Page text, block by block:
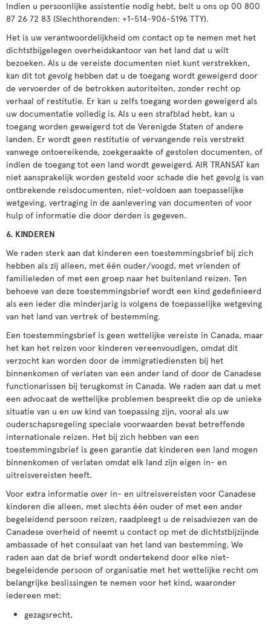
Indien u persoonlijke assistentie nodig hebt, belt u ons op 00 800
87 26 72 83 (Slechthorenden: +1-514-906-5196 TTY).
Het is uw verantwoordelijkheid om contact op te nemen met het
dichtstbijgelegen overheidskantoor van het land dat u wilt
bezoeken. Als u de vereiste documenten niet kunt verstrekken,
kan dit tot gevolg hebben dat u de toegang wordt geweigerd door
de vervoerder of de betrokken autoriteiten, zonder recht op
verhaal of restitutie. Er kan u zelfs toegang worden geweigerd als
uw documentatie volledig is. Als u een strafblad hebt, kan u
toegang worden geweigerd tot de Verenigde Staten of andere
landen. Er wordt geen restitutie of vervangende reis verstrekt
vanwege ontoereikende, zoekgeraakte of gestolen documenten, of
indien de toegang tot een land wordt geweigerd. AIR TRANSAT kan
niet aansprakelijk worden gesteld voor schade die het gevolg is van
ontbrekende reisdocumenten, niet-voldoen aan toepasselijke
wetgeving, vertraging in de aanlevering van documenten of voor
hulp of informatie die door derden is gegeven.
6. KINDEREN
We raden sterk aan dat kinderen een toestemmingsbrief bij zich
hebben als zij alleen, met één ouder/voogd, met vrienden of
familieleden of met een groep naar het buitenland reizen. Ten
behoeve van deze toestemmingsbrief wordt een kind gedefinieerd
als een ieder die minderjarig is volgens de toepasselijke wetgeving
van het land van vertrek of bestemming.
Een toestemmingsbrief is geen wettelijke vereiste in Canada, maar
het kan het reizen voor kinderen vereenvoudigen, omdat dit
verzocht kan worden door de immigratiediensten bij het
binnenkomen of verlaten van een ander land of door de Canadese
functionarissen bij terugkomst in Canada. We raden aan dat u met
een advocaat de wettelijke problemen bespreekt die op de unieke
situatie van u en uw kind van toepassing zijn, vooral als uw
ouderschapsregeling speciale voorwaarden bevat betreffende
internationale reizen. Het bij zich hebben van een
toestemmingsbrief is geen garantie dat kinderen een land mogen
binnenkomen of verlaten omdat elk land zijn eigen in- en
uitreisvereisten heeft.
Voor extra informatie over in- en uitreisvereisten voor Canadese
kinderen die alleen, met slechts één ouder of met een ander
begeleidend persoon reizen, raadpleegt u de reisadviezen van de
Canadese overheid of neemt u contact op met de dichtstbijzijnde
ambassade of het consulaat van het land van bestemming. We
raden aan dat de brief wordt ondertekend door elke niet-
begeleidende persoon of organisatie met het wettelijke recht om
belangrijke beslissingen te nemen voor het kind, waaronder
iedereen met:
gezagsrecht,